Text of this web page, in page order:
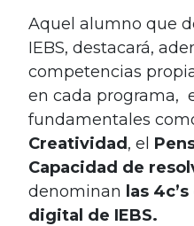
Aquel alumno que
IEBS, destacará,
competencias
en cada programa,
fundamentales
Creatividad, el
Capacidad de
denominan las
digital de IEBS.